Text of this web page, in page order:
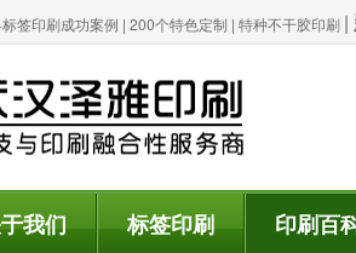
签印刷成功案例 | 200个特色定制 | 特种不干胶印刷 |
我们 标签印刷 印刷百